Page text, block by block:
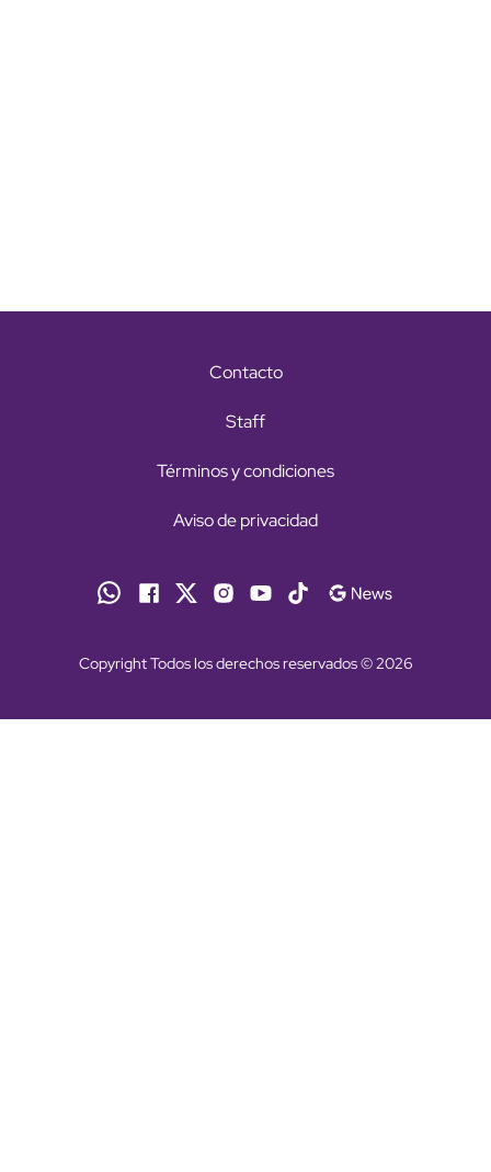
Contacto
Staff
Términos y condiciones
Aviso de privacidad
Copyright Todos los derechos reservados © 2026